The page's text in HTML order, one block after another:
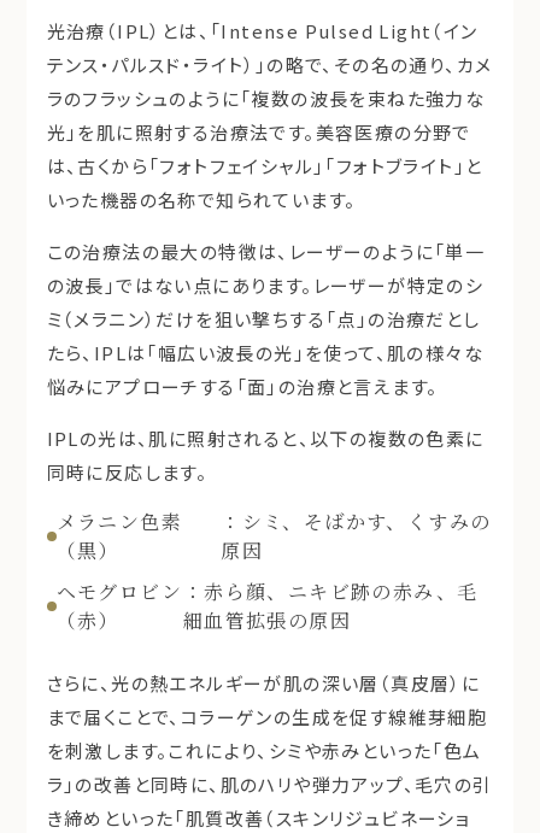
光治療（IPL） とは、「Intense Pulsed Light（イン
テンス・パルスド・ライト）」の略で、その名の通り、カメ
ラのフラッシュのように「複数の波長を束ねた強力な
光」を肌に照射する治療法です。美容医療の分野で
は、古くから「フォトフェイシャル」「フォトブライト」と
いった機器の名称で知られています。
この治療法の最大の特徴は、レーザーのように「単一
の波長」ではない点にあります。レーザーが特定のシ
ミ（メラニン）だけを狙い撃ちする「点」の治療だとし
たら、IPLは 「幅広い波長の光」 を使って、肌の様々な
悩みにアプローチする「面 」の治療と言えます。
IPLの光は、肌に照射されると、以下の複数の色素に
同時に反応します。
メラニン色素
（黒）
：シミ、そばかす、くすみの
原因
ヘモグロビン
（赤）
：赤ら顔、ニキビ跡の赤み、毛
細血管拡張の原因
さらに、光の熱エネルギーが肌の深い層（真皮層）に
まで届くことで、コラーゲンの生成を促す線維芽細胞
を刺激します。これにより、シミや赤みといった「色ム
ラ」の改善と同時に、肌のハリや弾力アップ、 毛穴の引
き締め といった「肌質改善（スキンリジュビネーショ